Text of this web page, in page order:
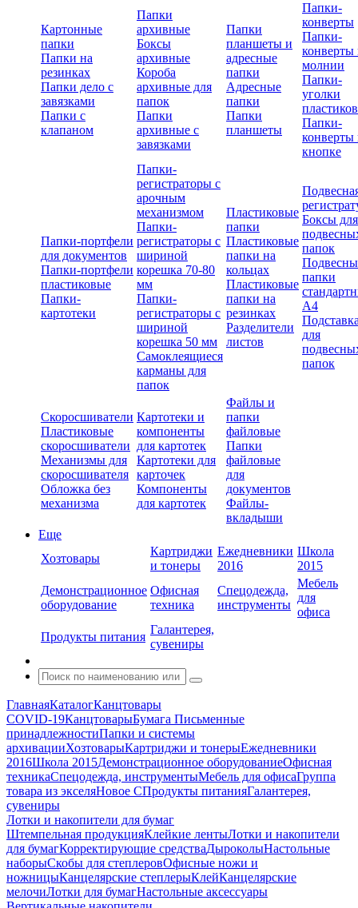
Картонные
папки
Папки на
резинках
Папки дело с
завязками
Папки с
клапаном
Папки
архивные
Боксы
архивные
Короба
архивные для
папок
Папки
архивные с
завязками
Папки
планшеты и
адресные
папки
Адресные
папки
Папки
планшеты
Папки-
конверты
Папки-
конверты
молнии
Папки-
уголки
Папки-
конверты
кнопке
Папки-портфели
для документов
Папки-портфели
пластиковые
Папки-
картотеки
Папки-
регистраторы с
арочным
механизмом
Папки-
регистраторы с
шириной
корешка 70-80
мм
Папки-
регистраторы с
шириной
корешка 50 мм
Самоклеящиеся
карманы для
папок
Пластиковые
папки
Пластиковые
папки на
кольцах
Пластиковые
папки на
резинках
Разделители
листов
Боксы для
папок
папки
А4
для
папок
Скоросшиватели
Пластиковые
скоросшиватели
Механизмы для
скоросшивателя
Обложка без
механизма
Картотеки и
компоненты
для картотек
Картотеки для
карточек
Компоненты
для картотек
Файлы и
папки
файловые
Папки
файловые
для
документов
Файлы-
вкладыши
Еще
Хозтовары
Картриджи
и тонеры
Ежедневники
2016
Школа
2015
Демонстрационное
оборудование
Офисная
техника
Спецодежда,
инструменты
Мебель
для
офиса
Продукты питания
Галантерея,
сувениры
ГлавнаяКаталогКанцтовары
COVID-19КанцтоварыБумага Письменные
принадлежностиПапки и системы
архивацииХозтоварыКартриджи и тонерыЕжедневники
2016Школа 2015Демонстрационное оборудованиеОфисная
техникаСпецодежда, инструментыМебель для офисаГруппа
товара из экселяНовое СПродукты питанияГалантерея,
сувениры
Лотки и накопители для бумаг
Штемпельная продукцияКлейкие лентыЛотки и накопители
для бумагКорректирующие средстваДыроколыНастольные
наборыСкобы для степлеровОфисные ножи и
ножницыКанцелярские степлерыКлейКанцелярские
мелочиЛотки для бумагНастольные аксессуары